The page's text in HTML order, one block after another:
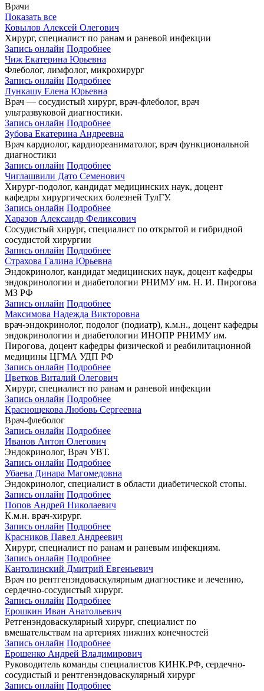
Врачи
Показать все
Ковылов Алексей Олегович
Хирург, специалист по ранам и раневой инфекции
Запись онлайн Подробнее
Чиж Екатерина Юрьевна
Флеболог, лимфолог, микрохирург
Запись онлайн Подробнее
Лункашу Елена Юрьевна
Врач — сосудистый хирург, врач-флеболог, врач
ультразвуковой диагностики.
Запись онлайн Подробнее
Зубова Екатерина Андреевна
Врач кардиолог, кардиореаниматолог, врач функциональной
диагностики
Запись онлайн Подробнее
Чиглашвили Дато Семенович
Хирург-подолог, кандидат медицинских наук, доцент
кафедры хирургических болезней ТулГУ.
Запись онлайн Подробнее
Харазов Александр Феликсович
Сосудистый хирург, специалист по открытой и гибридной
сосудистой хирургии
Запись онлайн Подробнее
Страхова Галина Юрьевна
Эндокринолог, кандидат медицинских наук, доцент кафедры
эндокринологии и диабетологии РНИМУ им. Н. И. Пирогова
МЗ РФ
Запись онлайн Подробнее
Максимова Надежда Викторовна
врач-эндокринолог, подолог (подиатр), к.м.н., доцент кафедры
эндокринологии и диабетологии ИНОПР РНИМУ им.
Пирогова, доцент кафедры физической и реабилитационной
медицины ЦГМА УДП РФ
Запись онлайн Подробнее
Цветков Виталий Олегович
Хирург, специалист по ранам и раневой инфекции
Запись онлайн Подробнее
Краснощекова Любовь Сергеевна
Врач-флеболог
Запись онлайн Подробнее
Иванов Антон Олегович
Эндокринолог, Врач УВТ.
Запись онлайн Подробнее
Убаева Динара Магомедовна
Эндокринолог, специалист в области диабетической стопы.
Запись онлайн Подробнее
Попов Андрей Николаевич
К.м.н. врач-хирург.
Запись онлайн Подробнее
Красников Павел Андреевич
Хирург, специалист по ранам и раневым инфекциям.
Запись онлайн Подробнее
Кантолинский Дмитрий Евгеньевич
Врач по рентгенэндоваскулярным диагностике и лечению,
сердечно-сосудистый хирург.
Запись онлайн Подробнее
Ерошкин Иван Анатольевич
Ретгенэндоваскулярный хирург, специалист по
вмешательствам на артериях нижних конечностей
Запись онлайн Подробнее
Ерошенко Андрей Владимирович
Руководитель команды специалистов КИНК.РФ, cердечно-
сосудистый и рентгенэндоваскулярный хирург
Запись онлайн Подробнее